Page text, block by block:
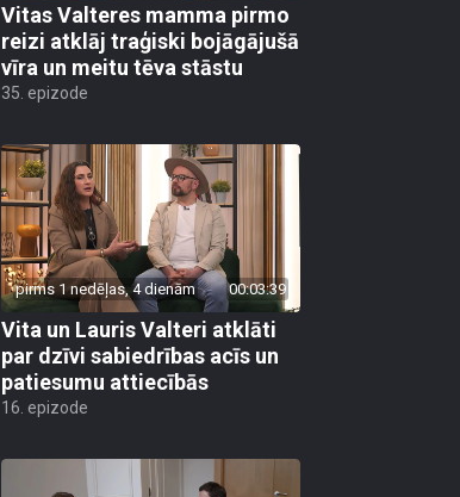
Vitas Valteres mamma pirmo
reizi atklāj traģiski bojāgājušā
vīra un meitu tēva stāstu
35. epizode
pirms 1 nedēļas, 4 dienām 00:03:39
Vita un Lauris Valteri atklāti
par dzīvi sabiedrības acīs un
patiesumu attiecībās
16. epizode